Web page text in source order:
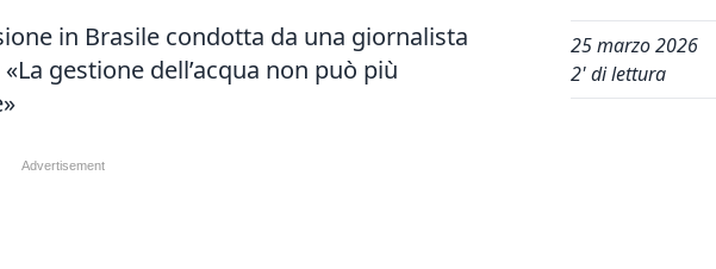
in Brasile condotta da una giornalista
gestione dell’acqua non può più
25 marzo 2026
2' di lettura